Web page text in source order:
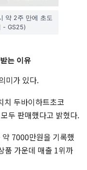
약 2주 만에 초도
- GS25)
는 이유
미가 있다.
치 두바이하트초코
두 판매했다고 밝혔다.
7000만원을 기록했
품 가운데 매출 1위까